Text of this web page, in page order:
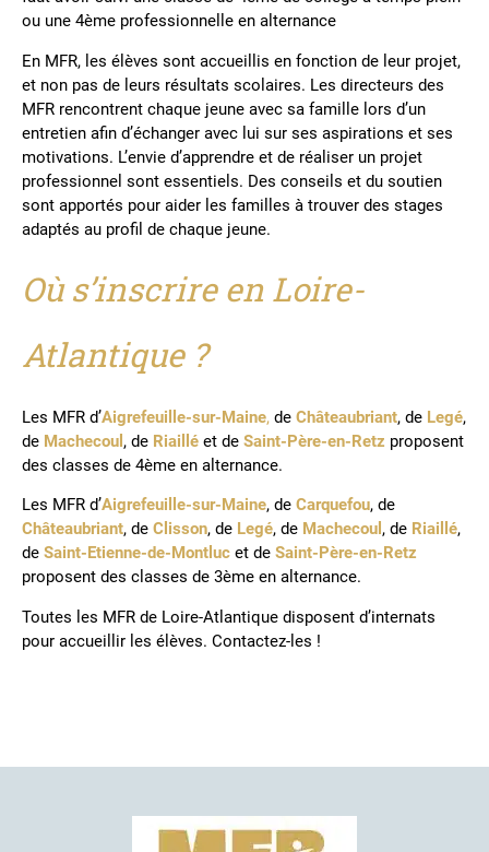
ou une 4ème professionnelle en alternance
En MFR, les élèves sont accueillis en fonction de leur projet,
et non pas de leurs résultats scolaires. Les directeurs des
MFR rencontrent chaque jeune avec sa famille lors d’un
entretien afin d’échanger avec lui sur ses aspirations et ses
motivations. L’envie d’apprendre et de réaliser un projet
professionnel sont essentiels. Des conseils et du soutien
sont apportés pour aider les familles à trouver des stages
adaptés au profil de chaque jeune.
Où s’inscrire en Loire-
Atlantique ?
Les MFR d’Aigrefeuille-sur-Maine, de Châteaubriant, de Legé,
de Machecoul , de Riaillé et de Saint-Père-en-Retz proposent
des classes de 4ème en alternance.
Les MFR d’Aigrefeuille-sur-Maine, de Carquefou, de
Châteaubriant, de Clisson, de Legé, de Machecoul , de Riaillé,
de Saint-Etienne-de-Montluc et de Saint-Père-en-Retz
proposent des classes de 3ème en alternance.
Toutes les MFR de Loire-Atlantique disposent d’internats
pour accueillir les élèves. Contactez-les !